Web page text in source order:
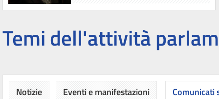
Temi dell'attività
Notizie Eventi e manifestazioni Comunicati